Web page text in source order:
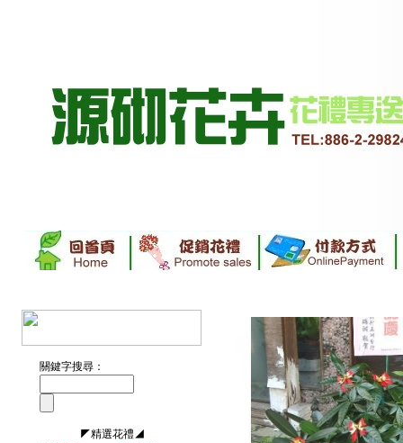
關鍵字搜尋：
◤精選花禮◢